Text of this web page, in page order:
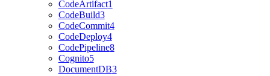
CodeArtifact1
CodeBuild3
CodeCommit4
CodeDeploy4
CodePipeline8
Cognito5
DocumentDB3